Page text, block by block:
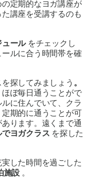
定期的なヨガ講座が
講座を受講するのも
ュール をチェックし
ルに合う時間帯を確
探してみましょう 。
ぼ毎日通うことがで
に住んでいて、クラ
期的に通うことが可
ります。遠くまで通
ヨガクラス を探した
した時間を過ごした
施設 。